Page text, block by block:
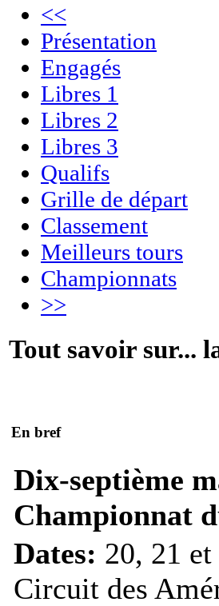
<<
Présentation
Engagés
Libres 1
Libres 2
Libres 3
Qualifs
Grille de départ
Classement
Meilleurs tours
Championnats
>>
Tout savoir sur...
En bref
Dix-septième
Championnat
Dates: 20, 21
Circuit des